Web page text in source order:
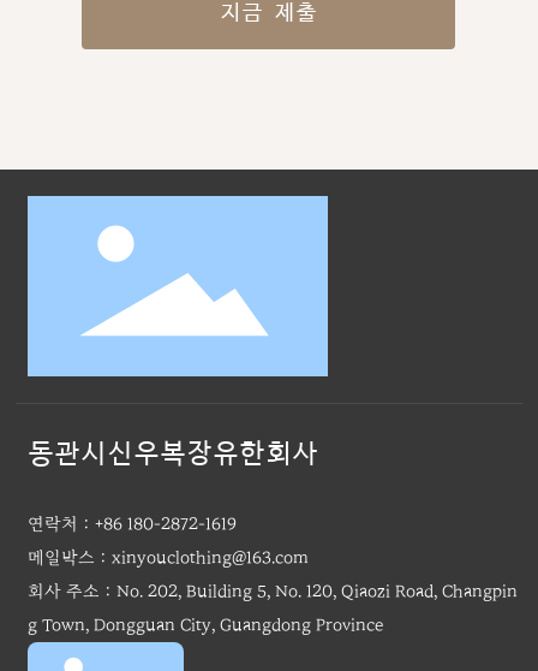
지금 제출
동관시신우복장유한회사
연락처：+86 180-2872-1619
메일박스：xinyouclothing@163.com
회사 주소：No. 202, Building 5, No. 120, Qiaozi Road, Changpin
g Town, Dongguan City, Guangdong Province